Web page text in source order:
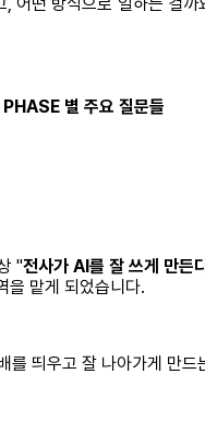
별 주요 질문들
"전사가 AI를 잘 쓰게 만든
을 맡게 되었습니다.
를 띄우고 잘 나아가게 만